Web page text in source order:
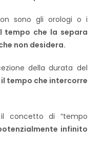
sono gli orologi o i
tempo che la separa
non desidera.
della durata del
tempo che intercorre
concetto di “tempo
infinito